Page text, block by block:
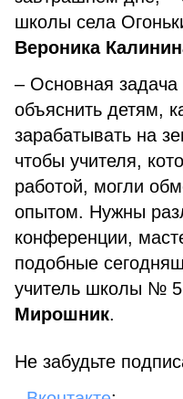
школы села
Вероника
– Основная задача
объяснить детям,
зарабатывать на
чтобы учителя,
работой, могли
опытом. Нужны
конференции,
подобные
учитель школы № 5
Мирошник.
Не забудьте